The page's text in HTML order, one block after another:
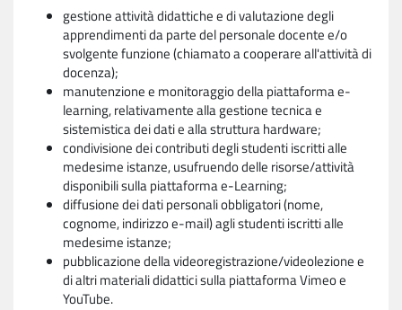
gestione attività didattiche e di valutazione degli
apprendimenti da parte del personale docente e/o
svolgente funzione (chiamato a cooperare all'attività di
docenza);
manutenzione e monitoraggio della piattaforma e-
learning, relativamente alla gestione tecnica e
sistemistica dei dati e alla struttura hardware;
condivisione dei contributi degli studenti iscritti alle
medesime istanze, usufruendo delle risorse/attività
disponibili sulla piattaforma e-Learning;
diffusione dei dati personali obbligatori (nome,
cognome, indirizzo e-mail) agli studenti iscritti alle
medesime istanze;
pubblicazione della videoregistrazione/videolezione e
di altri materiali didattici sulla piattaforma Vimeo e
YouTube.